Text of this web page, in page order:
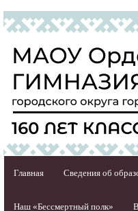
Главная Сведения об
Наш «Бессмертный полк»